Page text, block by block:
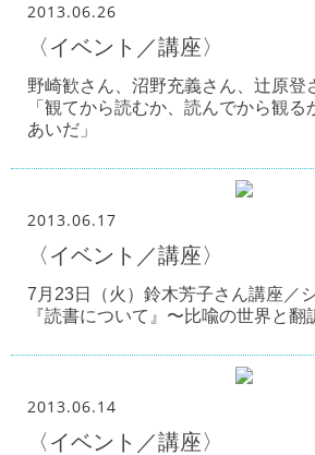
2013.06.26
〈イベント／講座〉
野崎歓さん、沼野充義さん、辻原登
「観てから読むか、読んでから観
あいだ」
2013.06.17
〈イベント／講座〉
7月23日（火）鈴木芳子さん講座／
『読書について』〜比喩の世界と翻
2013.06.14
〈イベント／講座〉